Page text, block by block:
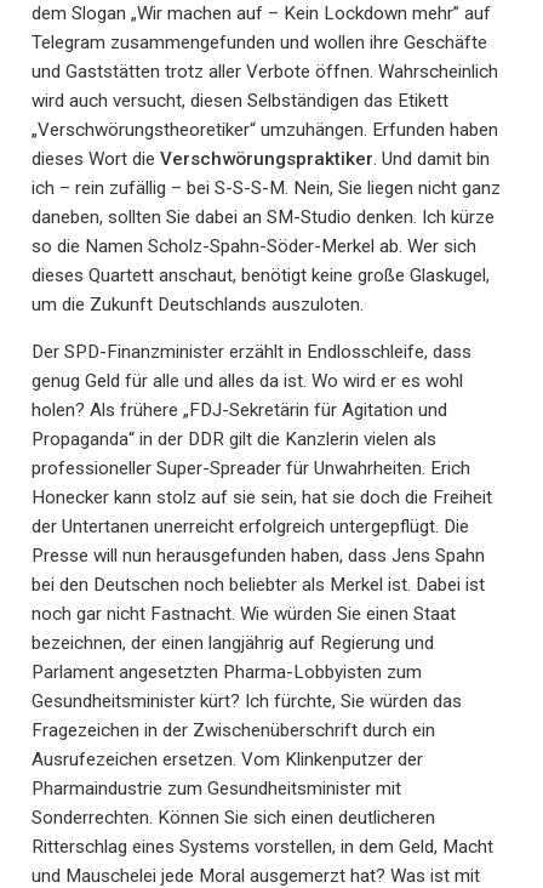
dem Slogan „Wir machen auf – Kein Lockdown mehr” auf
Telegram zusammengefunden und wollen ihre Geschäfte
und Gaststätten trotz aller Verbote öffnen. Wahrscheinlich
wird auch versucht, diesen Selbständigen das Etikett
„Verschwörungstheoretiker“ umzuhängen. Erfunden haben
dieses Wort die Verschwörungspraktiker. Und damit bin
ich – rein zufällig – bei S-S-S-M. Nein, Sie liegen nicht ganz
daneben, sollten Sie dabei an SM-Studio denken. Ich kürze
so die Namen Scholz-Spahn-Söder-Merkel ab. Wer sich
dieses Quartett anschaut, benötigt keine große Glaskugel,
um die Zukunft Deutschlands auszuloten.
Der SPD-Finanzminister erzählt in Endlosschleife, dass
genug Geld für alle und alles da ist. Wo wird er es wohl
holen? Als frühere „FDJ-Sekretärin für Agitation und
Propaganda“ in der DDR gilt die Kanzlerin vielen als
professioneller Super-Spreader für Unwahrheiten. Erich
Honecker kann stolz auf sie sein, hat sie doch die Freiheit
der Untertanen unerreicht erfolgreich untergepflügt. Die
Presse will nun herausgefunden haben, dass Jens Spahn
bei den Deutschen noch beliebter als Merkel ist. Dabei ist
noch gar nicht Fastnacht. Wie würden Sie einen Staat
bezeichnen, der einen langjährig auf Regierung und
Parlament angesetzten Pharma-Lobbyisten zum
Gesundheitsminister kürt? Ich fürchte, Sie würden das
Fragezeichen in der Zwischenüberschrift durch ein
Ausrufezeichen ersetzen. Vom Klinkenputzer der
Pharmaindustrie zum Gesundheitsminister mit
Sonderrechten. Können Sie sich einen deutlicheren
Ritterschlag eines Systems vorstellen, in dem Geld, Macht
und Mauschelei jede Moral ausgemerzt hat? Was ist mit